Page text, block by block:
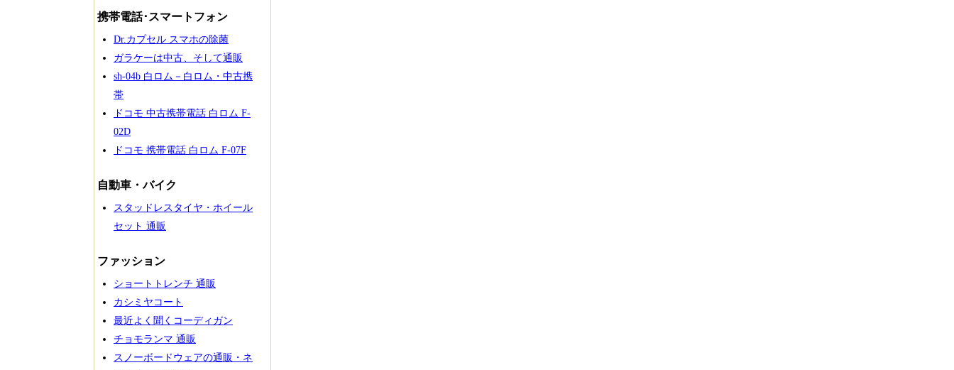
携帯電話･スマートフォン
Dr.カプセル スマホの除菌
ガラケーは中古、そして通販
sh-04b 白ロム－白ロム・中古携
帯
ドコモ 中古携帯電話 白ロム F-
02D
ドコモ 携帯電話 白ロム F-07F
自動車・バイク
スタッドレスタイヤ・ホイール
セット 通販
ファッション
ショートトレンチ 通販
カシミヤコート
最近よく聞くコーディガン
チョモランマ 通販
スノーボードウェアの通販・ネ